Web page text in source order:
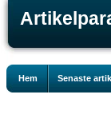
Hem Senaste